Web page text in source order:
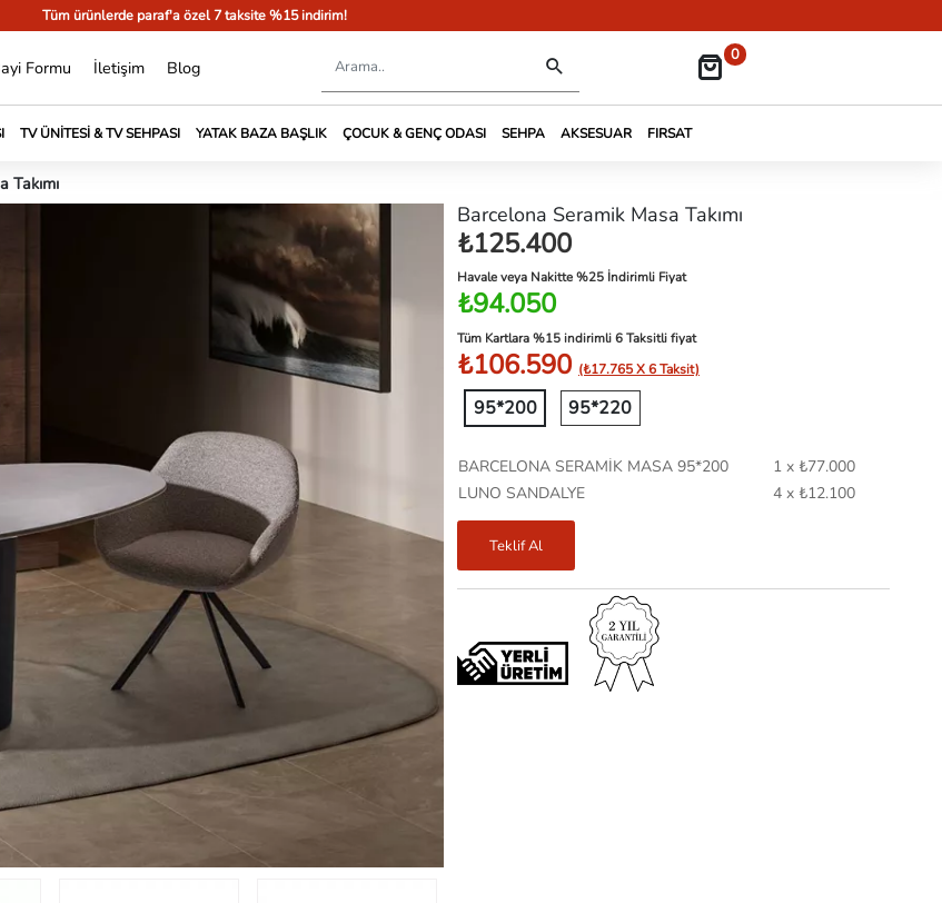
Tüm ürünlerde paraf'a özel 7 taksite %15 indirim!
Formu İletişim Blog
0
TV ÜNITESI & TV SEHPASI YATAK BAZA BAŞLIK ÇOCUK & GENÇ ODASI SEHPA AKSESUAR FIRSAT
Barcelona Seramik Masa Takımı
₺125.400
Havale veya Nakitte %25 İndirimli Fiyat
₺94.050
Tüm Kartlara %15 indirimli 6 Taksitli fiyat
₺106.590 (₺17.765 X 6 Taksit)
95*200 95*220
BARCELONA SERAMİK MASA 95*200
1 x ₺77.000
LUNO SANDALYE
4 x ₺12.100
Teklif Al